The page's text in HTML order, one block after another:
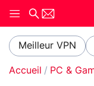
Meilleur VPN
Accueil PC &